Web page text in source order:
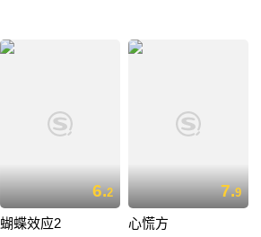
6.2
蝴蝶效应2
7.9
心慌方